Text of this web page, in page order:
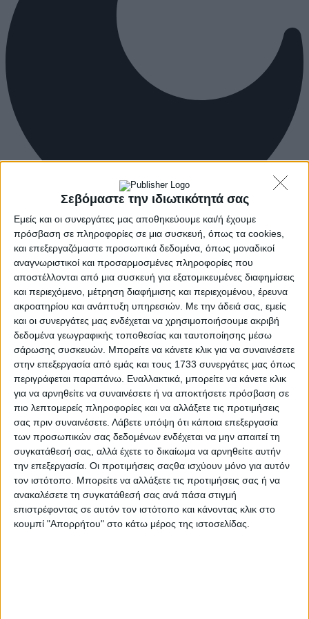
Σεβόμαστε την ιδιωτικότητά σας
Εμείς και οι συνεργάτες μας αποθηκεύουμε και/ή έχουμε
πρόσβαση σε πληροφορίες σε μια συσκευή, όπως τα cookies,
και επεξεργαζόμαστε προσωπικά δεδομένα, όπως μοναδικοί
αναγνωριστικοί και προσαρμοσμένες πληροφορίες που
αποστέλλονται από μια συσκευή για εξατομικευμένες διαφημίσεις
και περιεχόμενο, μέτρηση διαφήμισης και περιεχομένου, έρευνα
ακροατηρίου και ανάπτυξη υπηρεσιών. Με την άδειά σας, εμείς
και οι συνεργάτες μας ενδέχεται να χρησιμοποιήσουμε ακριβή
δεδομένα γεωγραφικής τοποθεσίας και ταυτοποίησης μέσω
σάρωσης συσκευών. Μπορείτε να κάνετε κλικ για να συναινέσετε
στην επεξεργασία από εμάς και τους 1733 συνεργάτες μας όπως
περιγράφεται παραπάνω. Εναλλακτικά, μπορείτε να κάνετε κλικ
για να αρνηθείτε να συναινέσετε ή να αποκτήσετε πρόσβαση σε
πιο λεπτομερείς πληροφορίες και να αλλάξετε τις προτιμήσεις
σας πριν συναινέσετε. Λάβετε υπόψη ότι κάποια επεξεργασία
των προσωπικών σας δεδομένων ενδέχεται να μην απαιτεί τη
συγκατάθεσή σας, αλλά έχετε το δικαίωμα να αρνηθείτε αυτήν
την επεξεργασία. Οι προτιμήσεις σαςθα ισχύουν μόνο για αυτόν
τον ιστότοπο. Μπορείτε να αλλάξετε τις προτιμήσεις σας ή να
ανακαλέσετε τη συγκατάθεσή σας ανά πάσα στιγμή
επιστρέφοντας σε αυτόν τον ιστότοπο και κάνοντας κλικ στο
κουμπί "Απορρήτου" στο κάτω μέρος της ιστοσελίδας.